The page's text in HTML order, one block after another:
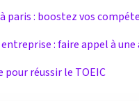
paris : boostez vos
: faire appel à
pour réussir le TOEIC